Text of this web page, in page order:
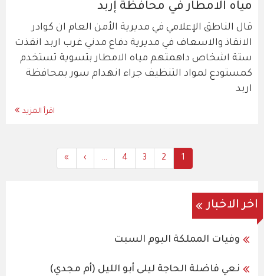
مياه الامطار في محافظة إربد
قال الناطق الإعلامي في مديرية الأمن العام ان كوادر
الانقاذ والاسعاف في مديرية دفاع مدني غرب اربد انقذت
ستة اشخاص داهمتهم مياه الامطار بتسوية تستخدم
كمستودع لمواد التنظيف جراء انهدام سور بمحافظة
اربد
اقرأ المزيد
Current
page
1
All
Content
2
All
Content
3
All
Content
4
…
Next
page
›
Last
page
»
اخر الاخبار
وفيات المملكة اليوم السبت
نعي فاضلة الحاجة ليلى أبو الليل (أم مجدي)